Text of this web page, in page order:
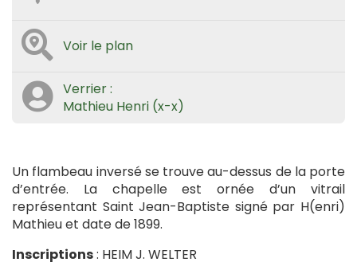
Voir le plan
Verrier :
Mathieu Henri (x-x)
Un flambeau inversé se trouve au-dessus de la porte
d’entrée. La chapelle est ornée d’un vitrail
représentant Saint Jean-Baptiste signé par H(enri)
Mathieu et date de 1899.
Inscriptions: HEIM J. WELTER